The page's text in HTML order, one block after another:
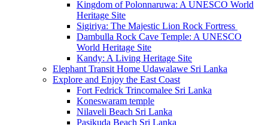
Kingdom of Polonnaruwa: A UNESCO World
Heritage Site
Sigiriya: The Majestic Lion Rock Fortress
Dambulla Rock Cave Temple: A UNESCO
World Heritage Site
Kandy: A Living Heritage Site
Elephant Transit Home Udawalawe Sri Lanka
Explore and Enjoy the East Coast
Fort Fedrick Trincomalee Sri Lanka
Koneswaram temple
Nilaveli Beach Sri Lanka
Pasikuda Beach Sri Lanka